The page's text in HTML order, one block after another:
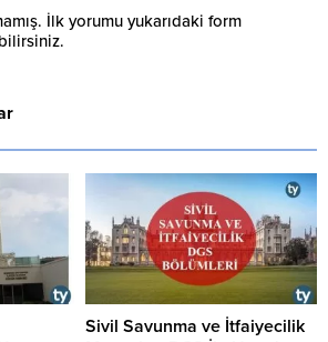
İlk yorumu yukarıdaki form
Sivil Savunma ve İtfaiyecilik